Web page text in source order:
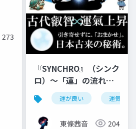
273
『SYNCHRO』（シンク
ロ）～「運」の流れへ
と導く、”核”となる手
引書～
運が良い 運気上昇
東條茜音 204